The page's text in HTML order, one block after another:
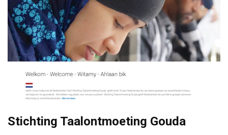
Stichting Taalontmoeting Gouda